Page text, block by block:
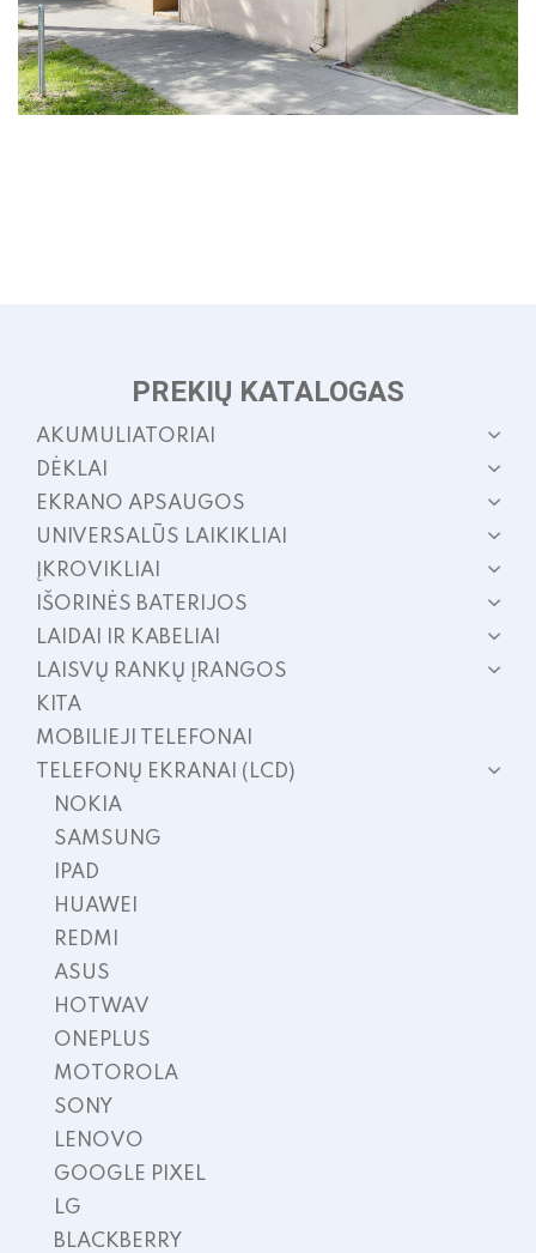
PREKIŲ KATALOGAS
AKUMULIATORIAI
DĖKLAI
EKRANO APSAUGOS
UNIVERSALŪS LAIKIKLIAI
ĮKROVIKLIAI
IŠORINĖS BATERIJOS
LAIDAI IR KABELIAI
LAISVŲ RANKŲ ĮRANGOS
KITA
MOBILIEJI TELEFONAI
TELEFONŲ EKRANAI (LCD)
NOKIA
SAMSUNG
IPAD
HUAWEI
REDMI
ASUS
HOTWAV
ONEPLUS
MOTOROLA
SONY
LENOVO
GOOGLE PIXEL
LG
BLACKBERRY